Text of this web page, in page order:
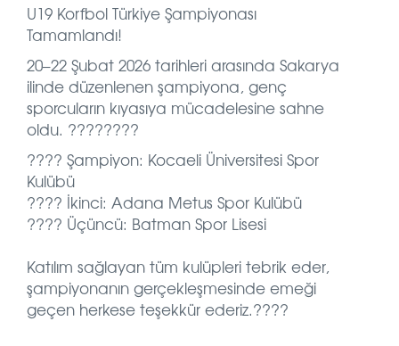
U19 Korfbol Türkiye Şampiyonası
Tamamlandı!
20–22 Şubat 2026 tarihleri arasında Sakarya
ilinde düzenlenen şampiyona, genç
sporcuların kıyasıya mücadelesine sahne
oldu. ????????
???? Şampiyon: Kocaeli Üniversitesi Spor
Kulübü
???? İkinci: Adana Metus Spor Kulübü
???? Üçüncü: Batman Spor Lisesi
Katılım sağlayan tüm kulüpleri tebrik eder,
şampiyonanın gerçekleşmesinde emeği
geçen herkese teşekkür ederiz.????